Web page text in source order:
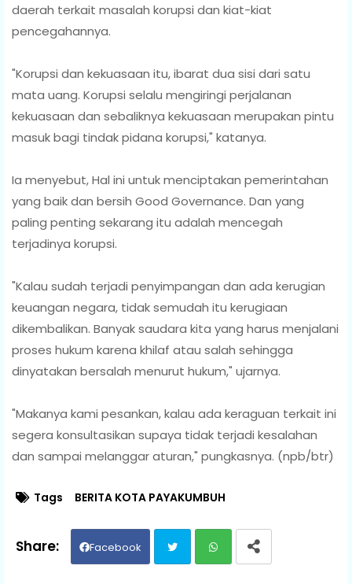
daerah terkait masalah korupsi dan kiat-kiat
pencegahannya.
"Korupsi dan kekuasaan itu, ibarat dua sisi dari satu
mata uang. Korupsi selalu mengiringi perjalanan
kekuasaan dan sebaliknya kekuasaan merupakan pintu
masuk bagi tindak pidana korupsi," katanya.
Ia menyebut, Hal ini untuk menciptakan pemerintahan
yang baik dan bersih Good Governance. Dan yang
paling penting sekarang itu adalah mencegah
terjadinya korupsi.
"Kalau sudah terjadi penyimpangan dan ada kerugian
keuangan negara, tidak semudah itu kerugiaan
dikembalikan. Banyak saudara kita yang harus menjalani
proses hukum karena khilaf atau salah sehingga
dinyatakan bersalah menurut hukum," ujarnya.
"Makanya kami pesankan, kalau ada keraguan terkait ini
segera konsultasikan supaya tidak terjadi kesalahan
dan sampai melanggar aturan," pungkasnya. (npb/btr)
Tags BERITA KOTA PAYAKUMBUH
Facebook